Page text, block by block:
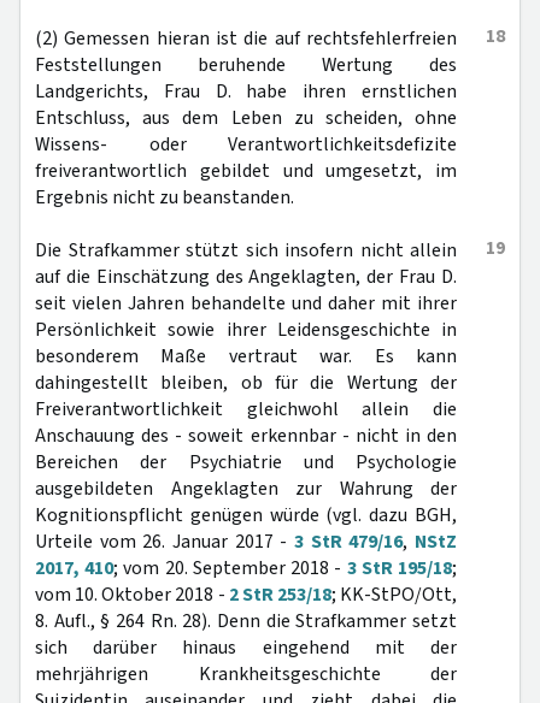
18
(2) Gemessen hieran ist die auf rechtsfehlerfreien
Feststellungen beruhende Wertung des
Landgerichts, Frau D. habe ihren ernstlichen
Entschluss, aus dem Leben zu scheiden, ohne
Wissens- oder Verantwortlichkeitsdefizite
freiverantwortlich gebildet und umgesetzt, im
Ergebnis nicht zu beanstanden.
19
Die Strafkammer stützt sich insofern nicht allein
auf die Einschätzung des Angeklagten, der Frau D.
seit vielen Jahren behandelte und daher mit ihrer
Persönlichkeit sowie ihrer Leidensgeschichte in
besonderem Maße vertraut war. Es kann
dahingestellt bleiben, ob für die Wertung der
Freiverantwortlichkeit gleichwohl allein die
Anschauung des - soweit erkennbar - nicht in den
Bereichen der Psychiatrie und Psychologie
ausgebildeten Angeklagten zur Wahrung der
Kognitionspflicht genügen würde (vgl. dazu BGH,
Urteile vom 26. Januar 2017 - 3 StR 479/16, NStZ
2017, 410; vom 20. September 2018 - 3 StR 195/18;
vom 10. Oktober 2018 - 2 StR 253/18; KK-StPO/Ott,
8. Aufl., § 264 Rn. 28). Denn die Strafkammer setzt
sich darüber hinaus eingehend mit der
mehrjährigen Krankheitsgeschichte der